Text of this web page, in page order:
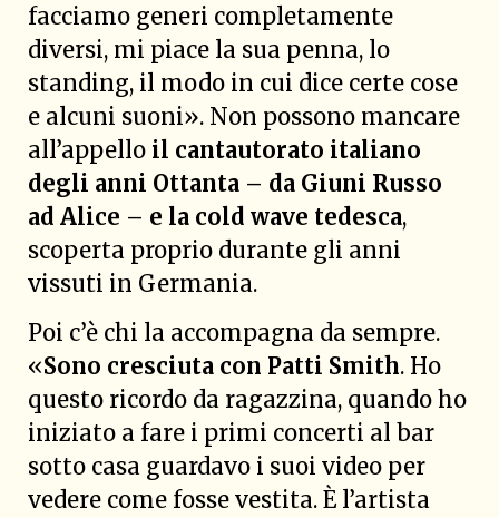
facciamo generi completamente
diversi, mi piace la sua penna, lo
standing, il modo in cui dice certe cose
e alcuni suoni». Non possono mancare
all’appello il cantautorato italiano
degli anni Ottanta – da Giuni Russo
ad Alice – e la cold wave tedesca,
scoperta proprio durante gli anni
vissuti in Germania.
Poi c’è chi la accompagna da sempre.
«Sono cresciuta con Patti Smith. Ho
questo ricordo da ragazzina, quando ho
iniziato a fare i primi concerti al bar
sotto casa guardavo i suoi video per
vedere come fosse vestita. È l’artista